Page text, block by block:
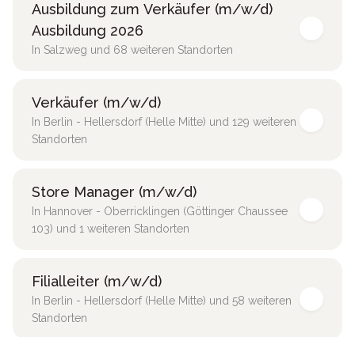
Ausbildung zum Verkäufer (m/w/d)
Ausbildung 2026
In Salzweg und 68 weiteren Standorten
Verkäufer (m/w/d)
In Berlin - Hellersdorf (Helle Mitte) und 129 weiteren
Standorten
Store Manager (m/w/d)
In Hannover - Oberricklingen (Göttinger Chaussee
103) und 1 weiteren Standorten
Filialleiter (m/w/d)
In Berlin - Hellersdorf (Helle Mitte) und 58 weiteren
Standorten